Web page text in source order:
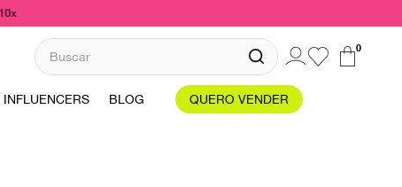
Buscar 0
INFLUENCERS BLOG QUERO VENDER